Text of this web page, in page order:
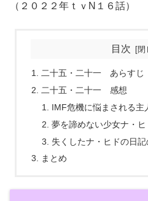
（２０２２年ｔｖN１６話）
目次
二十五・二十一 あらすじ
二十五・二十一 感想
IMF危機に悩まされる主
夢を諦めない少女ナ・
失くしたナ・ヒドの日記
まとめ